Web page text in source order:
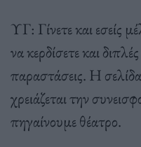
ΥΓ: Γίνετε και εσείς
να κερδίσετε και
παραστάσεις. Η σελίδα
χρειάζεται την
πηγαίνουμε θέατρο.